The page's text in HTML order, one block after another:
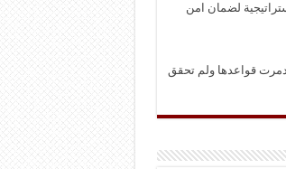
لضمان امن
قواعدها ولم تحقق